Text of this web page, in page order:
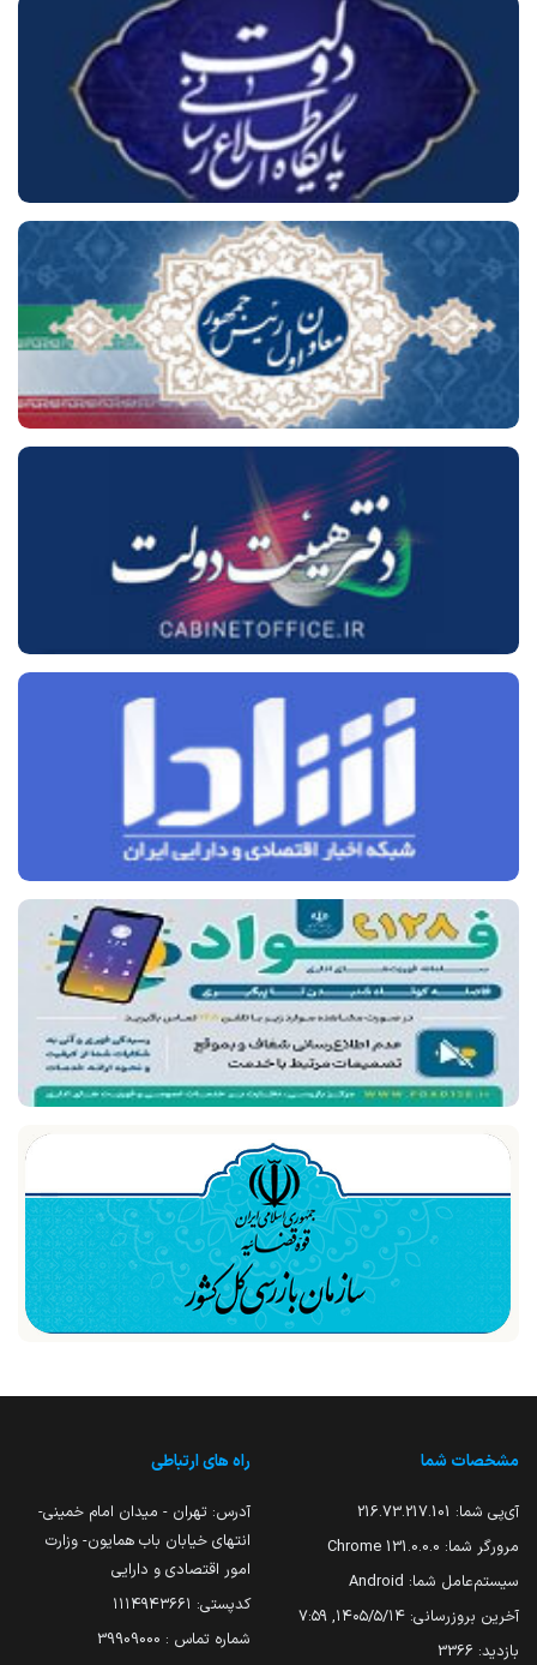
مشخصات شما
آی‌پی شما: 216.73.217.101
مرورگر شما: 131.0.0.0 Chrome
سیستم‌عامل شما: Android
آخرین بروزرسانی: ۱۴۰۵/۵/۱۴, ۷:۵۹
بازدید: 3366
راه های ارتباطی
آدرس: تهران - میدان امام خمینی-
انتهای خیابان باب همایون- وزارت
امور اقتصادی و دارایی
کدپستی: ۱۱۱۴۹۴۳۶۶۱
شماره تماس : 39909000